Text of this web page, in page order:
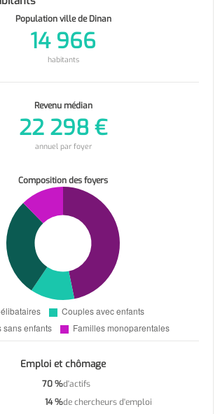
Population ville de Dinan
14 966
habitants
Revenu médian
22 298 €
annuel par foyer
Composition des foyers
Emploi et chômage
70 %d'actifs
14 %de chercheurs d'emploi